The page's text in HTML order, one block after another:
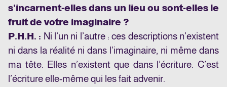
s’incarnent-elles dans un lieu ou sont-elles le
fruit de votre imaginaire ?
P.H.H. : Ni l’un ni l’autre : ces descriptions n’existent
ni dans la réalité ni dans l’imaginaire, ni même dans
ma tête. Elles n’existent que dans l’écriture. C’est
l’écriture elle-même qui les fait advenir.